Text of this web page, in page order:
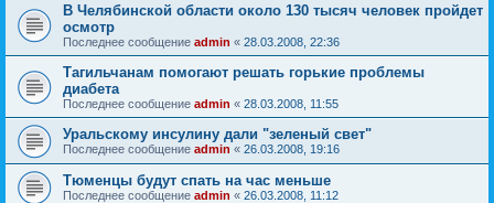
В Челябинской области около 130 тысяч человек пройдет
осмотр
Последнее сообщение admin « 28.03.2008, 22:36
Тагильчанам помогают решать горькие проблемы
диабета
Последнее сообщение admin « 28.03.2008, 11:55
Уральскому инсулину дали "зеленый свет"
Последнее сообщение admin « 26.03.2008, 19:16
Тюменцы будут спать на час меньше
Последнее сообщение admin « 26.03.2008, 11:12